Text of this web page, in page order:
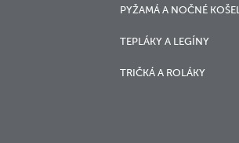
PYŽAMÁ A NOČNÉ
TEPLÁKY A LEGÍNY
TRIČKÁ A ROLÁKY